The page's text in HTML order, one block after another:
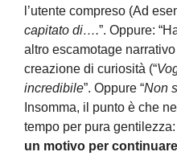
l’utente compreso (Ad
capitato di….”. Oppure:
altro escamotage
creazione di curiosità (“
incredibile”. Oppure “Non
Insomma, il punto è che
tempo per pura gentilezza:
un motivo per